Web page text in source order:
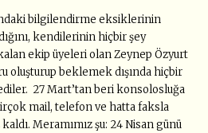
bilgilendirme eksiklerinin
kendilerinin hiçbir şey
ekip üyeleri olan Zeynep Özyurt
oluşturup beklemek dışında hiçbir
27 Mart’tan beri konsolosluğa
mail, telefon ve hatta faksla
kaldı. Meramımız şu: 24 Nisan günü